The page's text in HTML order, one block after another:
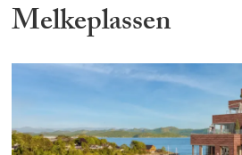
Melkeplassen